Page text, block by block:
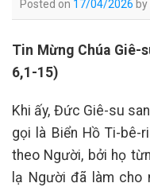
Posted on 17/04/2026 by
Tin Mừng Chúa Giê-
6,1-15)
Khi ấy, Đức Giê-su
gọi là Biển Hồ Ti-bê-
theo Người, bởi họ
lạ Người đã làm cho